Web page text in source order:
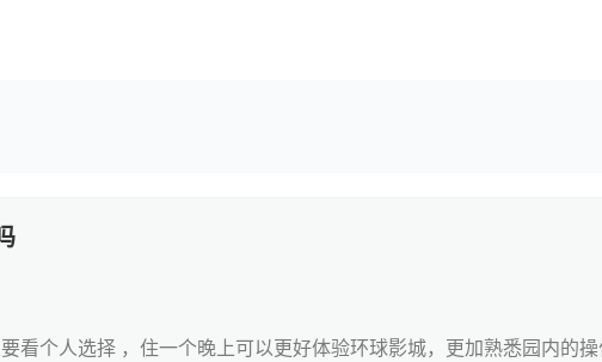
看个人选择 ，住一个晚上可以更好体验环球影城，更加熟悉园内的